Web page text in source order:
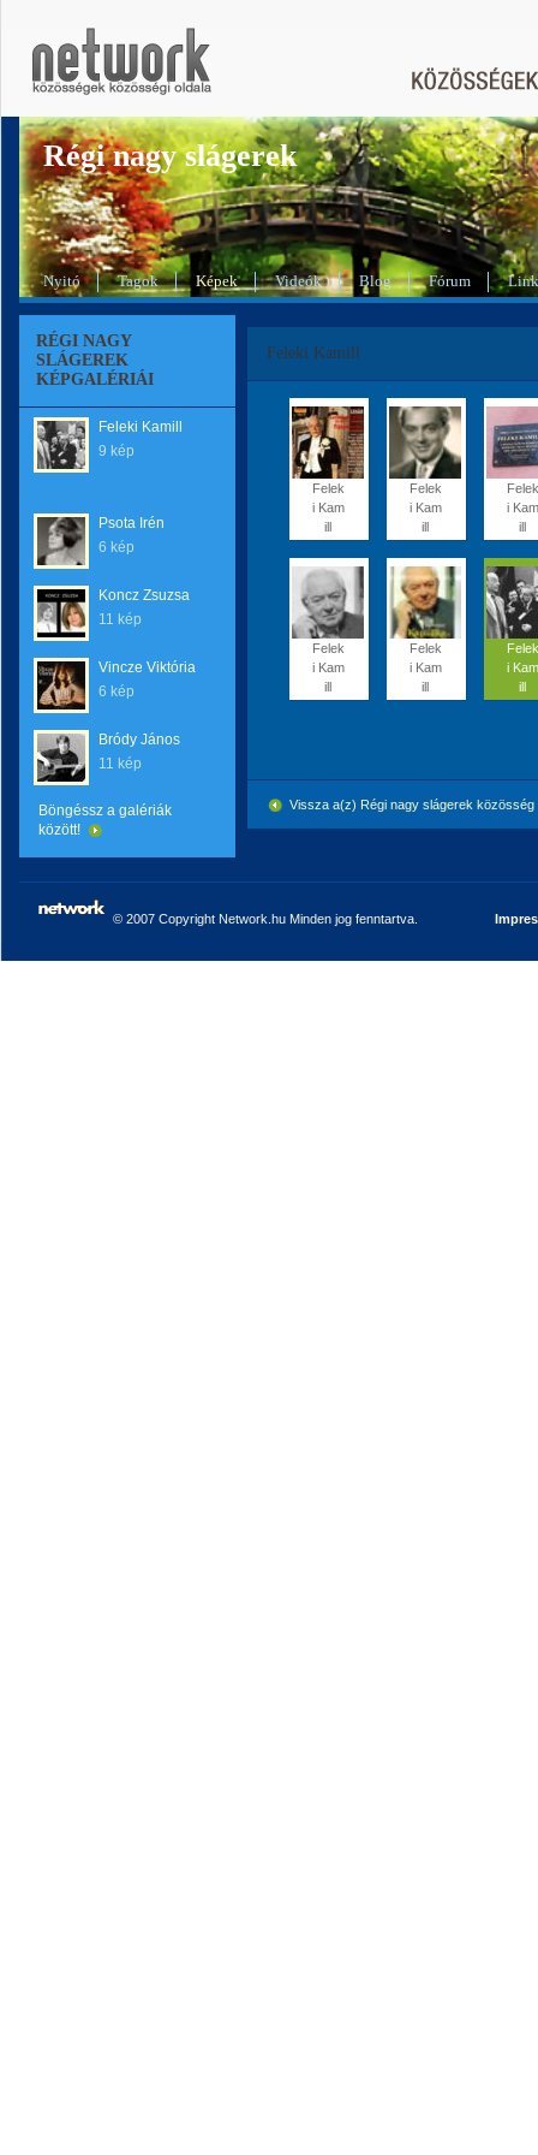
Régi nagy slágerek
Nyitó Tagok Képek Videók Blog Fórum
RÉGI NAGY
SLÁGEREK
KÉPGALÉRIÁI
Feleki Kamill
9 kép
Psota Irén
6 kép
Koncz Zsuzsa
11 kép
Vincze Viktória
6 kép
Bródy János
11 kép
Böngéssz a galériák
között!
Feleki Kamill
Felek
i Kam
ill
Felek
i Kam
ill
Felek
i Kam
ill
Felek
i Kam
ill
Felek
i Kam
ill
Felek
i Kam
ill
Vissza a(z) Régi nagy slágerek
© 2007 Copyright Network.hu Minden jog fenntartva.